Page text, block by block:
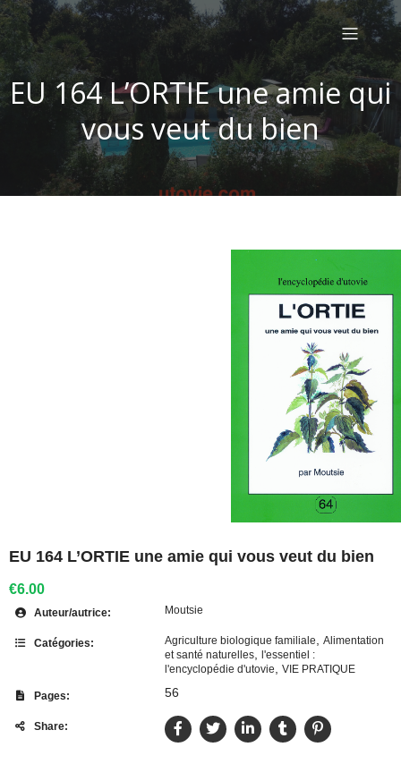
EU 164 L’ORTIE une amie qui
vous veut du bien
EU 164 L’ORTIE une amie qui vous veut du bien
€6.00
Auteur/autrice: Moutsie
Catégories: Agriculture biologique familiale, Alimentation
et santé naturelles, l'essentiel :
l'encyclopédie d'utovie, VIE PRATIQUE
Pages: 56
Share: